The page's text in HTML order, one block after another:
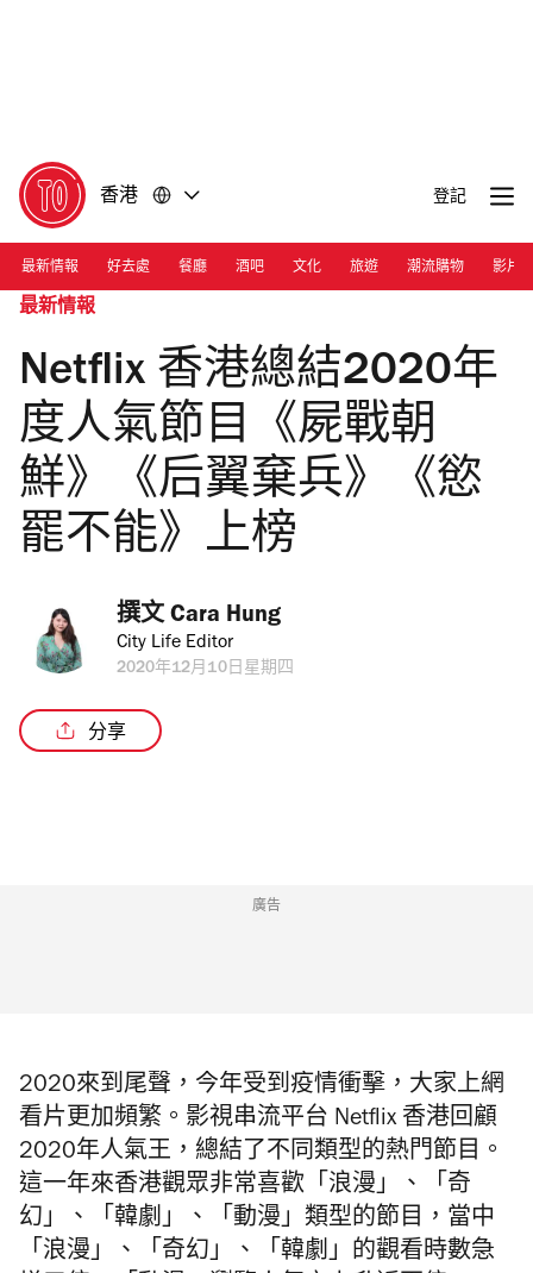
香港 登記
最新情報 好去處 餐廳 酒吧 文化 旅遊 潮流購物 影片
最新情報
Netflix 香港總結2020年
度人氣節目《屍戰朝
鮮》《后翼棄兵》《慾
罷不能》上榜
撰文 Cara Hung
City Life Editor
2020年12月10日星期四
分享
廣告
2020來到尾聲，今年受到疫情衝擊，大家上網
看片更加頻繁。影視串流平台 Netflix 香港回顧
2020年人氣王，總結了不同類型的熱門節目。
這一年來香港觀眾非常喜歡「浪漫」、「奇
幻」、「韓劇」、「動漫」類型的節目，當中
「浪漫」、「奇幻」、「韓劇」的觀看時數急